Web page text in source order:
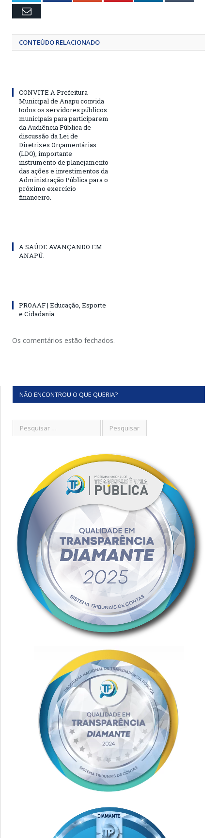
Email
CONTEÚDO RELACIONADO
CONVITE A Prefeitura
Municipal de Anapu convida
todos os servidores públicos
municipais para participarem
da Audiência Pública de
discussão da Lei de
Diretrizes Orçamentárias
(LDO), importante
instrumento de planejamento
das ações e investimentos da
Administração Pública para o
próximo exercício
financeiro.
A SAÚDE AVANÇANDO EM
ANAPÚ.
PROAAF | Educação, Esporte
e Cidadania.
Os comentários estão fechados.
NÃO ENCONTROU O QUE QUERIA?